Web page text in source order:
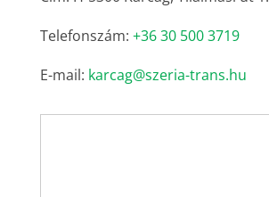
Telefonszám: +36 30 500 3719
E-mail: karcag@szeria-trans.hu